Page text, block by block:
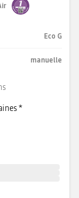
Eco G
manuelle
*